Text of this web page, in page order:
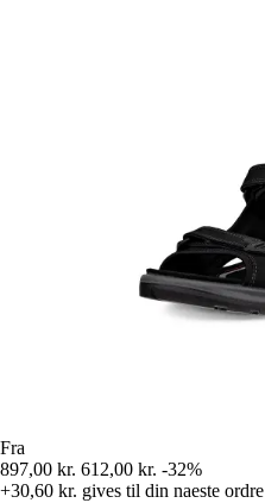
Fra
897,00 kr. 612,00 kr. -32%
+30,60 kr. gives til din naeste ordre